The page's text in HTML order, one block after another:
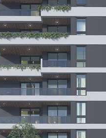
elegir el
vos en Santa